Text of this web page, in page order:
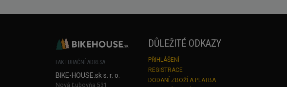
FAKTURAČNÍ ADRESA
BIKE-HOUSE.sk s. r. o.
Nová Ľubovňa 531
DŮLEŽITÉ ODKAZY
PŘIHLÁŠENÍ
REGISTRACE
DODANÍ ZBOŽÍ A PLATBA